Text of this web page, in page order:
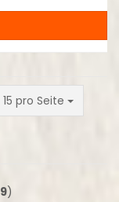
15 pro Seite
pro Seite
9)